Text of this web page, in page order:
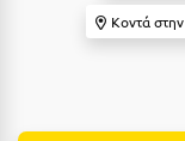
Γλυφάδα
Δες όλα τα πακέτα
Κοντά